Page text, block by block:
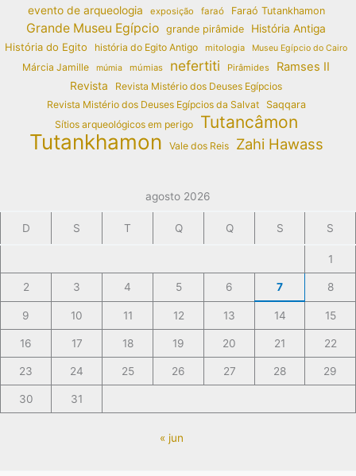
evento de arqueologia exposição faraó Faraó Tutankhamon
Grande Museu Egípcio grande pirâmide
História Antiga
História do Egito
história do Egito Antigo mitologia Museu Egípcio do Cairo
Márcia Jamille múmia múmias nefertiti Pirâmides Ramses II
Revista
Revista Mistério dos Deuses Egípcios
Revista Mistério dos Deuses Egípcios da Salvat
Saqqara
Sítios arqueológicos em perigo
Tutancâmon
Tutankhamon Vale dos Reis Zahi Hawass
agosto 2026
D S T Q Q S S
1
2 3 4 5 6 7 8
9 10 11 12 13 14 15
16 17 18 19 20 21 22
23 24 25 26 27 28 29
30 31
« jun